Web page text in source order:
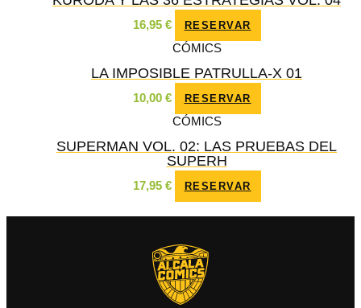
16,95 € RESERVAR
CÓMICS
LA IMPOSIBLE PATRULLA-X 01
10,00 € RESERVAR
CÓMICS
SUPERMAN VOL. 02: LAS PRUEBAS DEL
SUPERH
17,95 € RESERVAR